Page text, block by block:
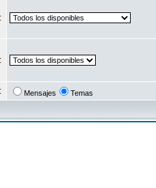
Mensajes Temas